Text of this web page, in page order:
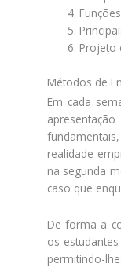
Projeto
Métodos de
Em cada
realidade
na segunda
caso que
De forma a
os
permitindo-